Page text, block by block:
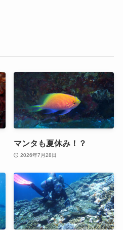
マンタも夏休み！？
2026年7月28日